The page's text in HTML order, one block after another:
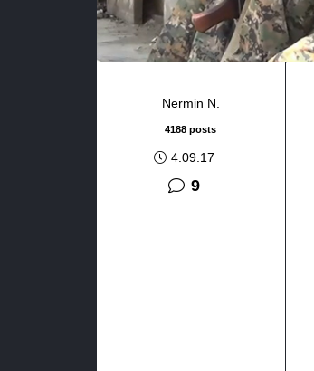
Nermin N.
4188 posts
4.09.17
9komentara